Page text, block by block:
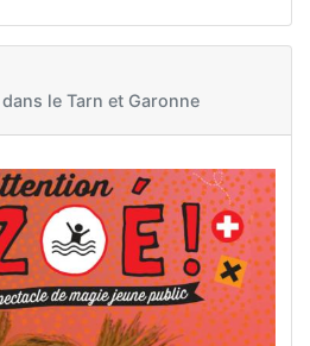
dans le Tarn et Garonne